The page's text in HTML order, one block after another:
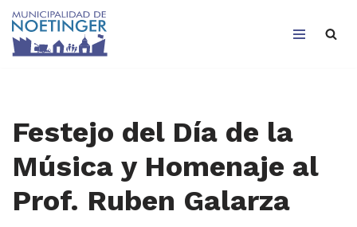
Saltar
Festejo del Día de la
Música y Homenaje al
Prof. Ruben Galarza